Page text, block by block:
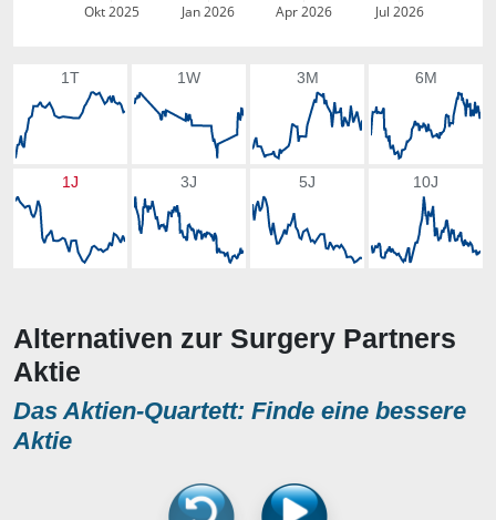
Okt 2025 Jan 2026 Apr 2026 Jul 2026
1T 1W 3M 6M
1J 3J 5J 10J
Alternativen zur Surgery Partners
Aktie
Das Aktien-Quartett: Finde eine bessere
Aktie